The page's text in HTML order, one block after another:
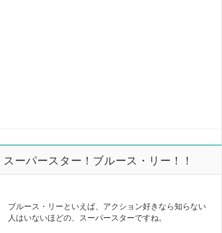
スーパースター！ブルース・リー！！
ブルース・リーといえば、アクション好きなら知らない
人はいないほどの、スーパースターですね。